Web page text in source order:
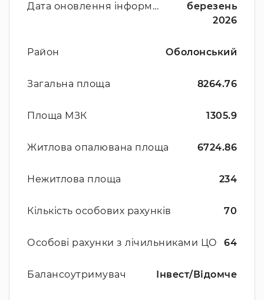
Дата оновлення інформації
березень
2026
Район Оболонський
Загальна площа 8264.76
Площа МЗК 1305.9
Житлова опалювана площа 6724.86
Нежитлова площа 234
Кількість особових рахунків 70
Особові рахунки з лічильниками ЦО 64
Балансоутримувач Інвест/Відомче